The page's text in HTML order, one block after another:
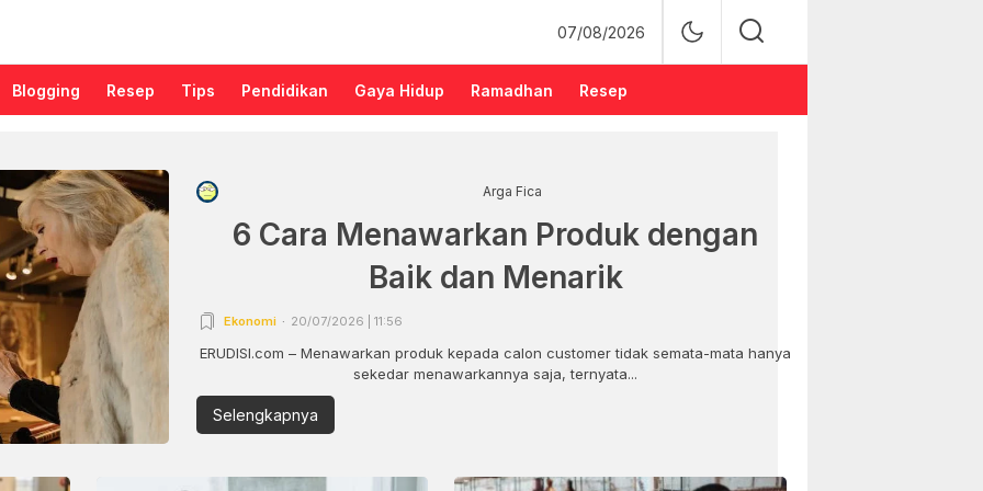
07/08/2026
Blogging Resep Tips Pendidikan Gaya Hidup Ramadhan Resep
Arga Fica
6 Cara Menawarkan Produk dengan
Baik dan Menarik
Ekonomi 20/07/2026 | 11:56
ERUDISI.com – Menawarkan produk kepada calon customer tidak semata-mata hanya
sekedar menawarkannya saja, ternyata...
Selengkapnya